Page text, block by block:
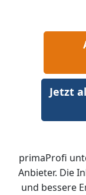
Jetzt
primaProfi
Anbieter. Die
und bessere